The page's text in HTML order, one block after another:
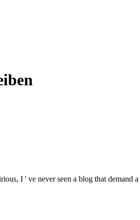
I ' ve never seen a blog that demand